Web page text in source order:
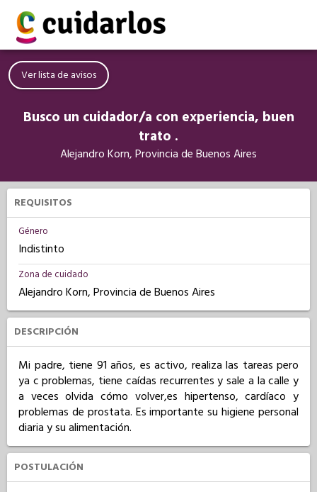
Ver lista de avisos
Busco un cuidador/a con experiencia, buen
trato .
Alejandro Korn, Provincia de Buenos Aires
REQUISITOS
Género
Indistinto
Zona de cuidado
Alejandro Korn, Provincia de Buenos Aires
DESCRIPCIÓN
Mi padre, tiene 91 años, es activo, realiza las tareas pero
ya c problemas, tiene caídas recurrentes y sale a la calle y
a veces olvida cómo volver,es hipertenso, cardíaco y
problemas de prostata. Es importante su higiene personal
diaria y su alimentación.
POSTULACIÓN